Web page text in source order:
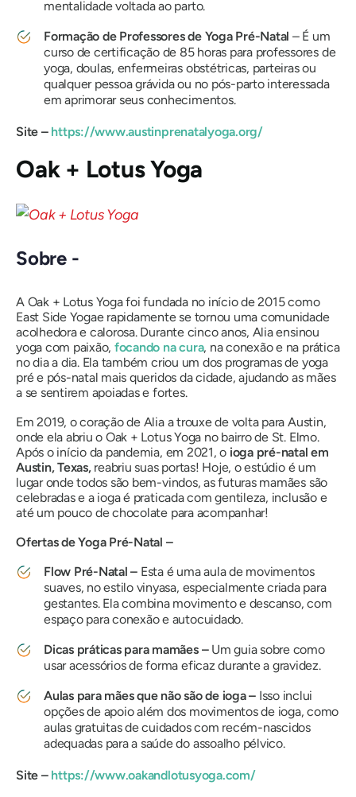
mentalidade voltada ao parto.
Formação de Professores de Yoga Pré-Natal – É um
curso de certificação de 85 horas para professores de
yoga, doulas, enfermeiras obstétricas, parteiras ou
qualquer pessoa grávida ou no pós-parto interessada
em aprimorar seus conhecimentos.
Site – https://www.austinprenatalyoga.org/
Oak + Lotus Yoga
Sobre -
A Oak + Lotus Yoga foi fundada no início de 2015 como
East Side Yogae rapidamente se tornou uma comunidade
acolhedora e calorosa. Durante cinco anos, Alia ensinou
yoga com paixão, focando na cura, na conexão e na prática
no dia a dia. Ela também criou um dos programas de yoga
pré e pós-natal mais queridos da cidade, ajudando as mães
a se sentirem apoiadas e fortes.
Em 2019, o coração de Alia a trouxe de volta para Austin,
onde ela abriu o Oak + Lotus Yoga no bairro de St. Elmo.
Após o início da pandemia, em 2021, o ioga pré-natal em
Austin, Texas, reabriu suas portas! Hoje, o estúdio é um
lugar onde todos são bem-vindos, as futuras mamães são
celebradas e a ioga é praticada com gentileza, inclusão e
até um pouco de chocolate para acompanhar!
Ofertas de Yoga Pré-Natal –
Flow Pré-Natal – Esta é uma aula de movimentos
suaves, no estilo vinyasa, especialmente criada para
gestantes. Ela combina movimento e descanso, com
espaço para conexão e autocuidado.
Dicas práticas para mamães – Um guia sobre como
usar acessórios de forma eficaz durante a gravidez.
Aulas para mães que não são de ioga – Isso inclui
opções de apoio além dos movimentos de ioga, como
aulas gratuitas de cuidados com recém-nascidos
adequadas para a saúde do assoalho pélvico.
Site –https://www.oakandlotusyoga.com/